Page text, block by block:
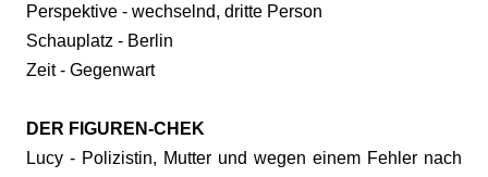
Perspektive - wechselnd, dritte Person
Schauplatz - Berlin
Zeit - Gegenwart
DER FIGUREN-CHEK
Lucy - Polizistin, Mutter und wegen einem Fehler nach